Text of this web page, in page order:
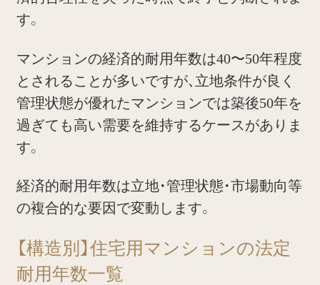
す。
マンションの経済的耐用年数は40〜50年程度
とされることが多いですが、立地条件が良く
管理状態が優れたマンションでは築後50年を
過ぎても高い需要を維持するケースがありま
す。
経済的耐用年数は立地・管理状態・市場動向等
の複合的な要因で変動します。
【構造別】住宅用マンションの法定
耐用年数一覧